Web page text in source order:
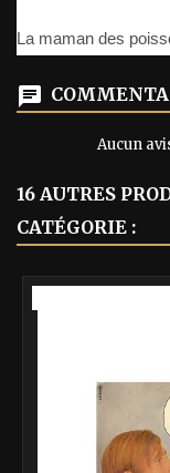
La maman des
Aucun
16 AUTRES
CATÉGORIE :